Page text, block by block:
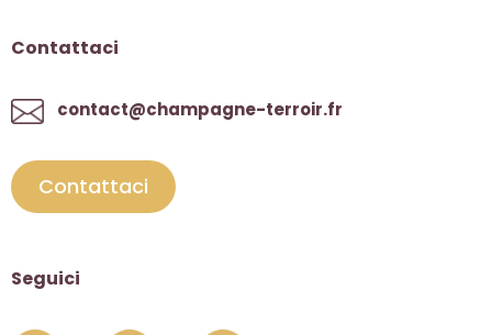
Contattaci
contact@champagne-terroir.fr
Contattaci
Seguici